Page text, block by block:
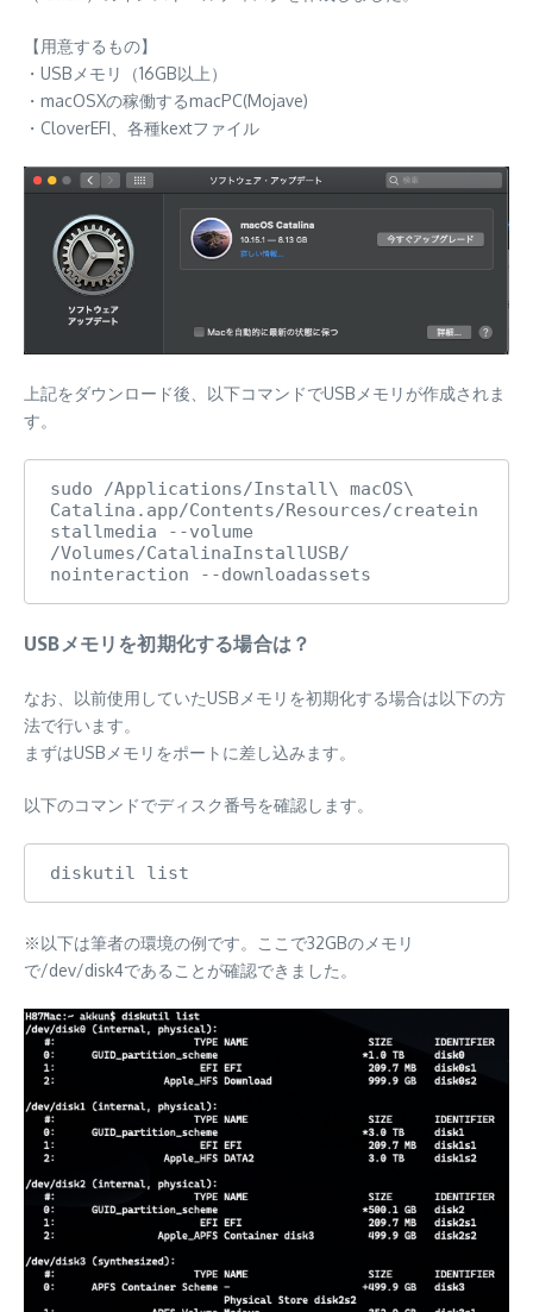
【用意するもの】
・USBメモリ（16GB以上）
・macOSXの稼働するmacPC(Mojave)
・CloverEFI、各種kextファイル
上記をダウンロード後、以下コマンドでUSBメモリが作成されま
す。
sudo /Applications/Install\ macOS\
Catalina.app/Contents/Resources/createin
stallmedia --volume
/Volumes/CatalinaInstallUSB/
nointeraction --downloadassets
USBメモリを初期化する場合は？
なお、以前使用していたUSBメモリを初期化する場合は以下の方
法で行います。
まずはUSBメモリをポートに差し込みます。
以下のコマンドでディスク番号を確認します。
diskutil list
※以下は筆者の環境の例です。ここで32GBのメモリ
で/dev/disk4であることが確認できました。